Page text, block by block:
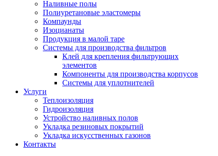
Наливные полы
Полиуретановые эластомеры
Компаунды
Изоцианаты
Продукция в малой таре
Системы для производства фильтров
Клей для крепления фильтрующих
элементов
Компоненты для производства корпусов
Системы для уплотнителей
Услуги
Теплоизоляция
Гидроизоляция
Устройство наливных полов
Укладка резиновых покрытий
Укладка искусственных газонов
Контакты